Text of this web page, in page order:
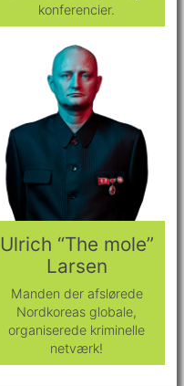
konferencier.
Ulrich “The mole”
Larsen
Manden der afslørede
Nordkoreas globale,
organiserede kriminelle
netværk!